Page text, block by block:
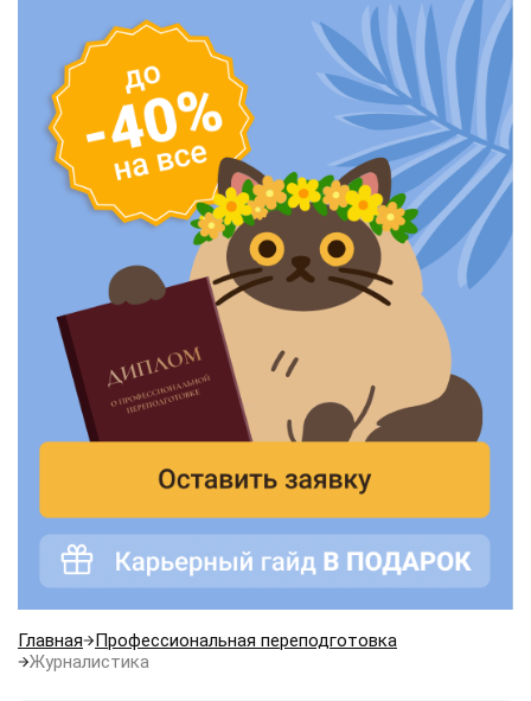
Главная
Профессиональная переподготовка
Журналистика